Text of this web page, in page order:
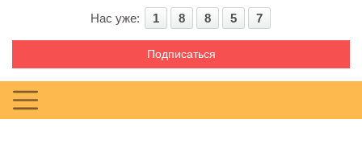
Нас уже: 1 8 8 5 7
Подписаться